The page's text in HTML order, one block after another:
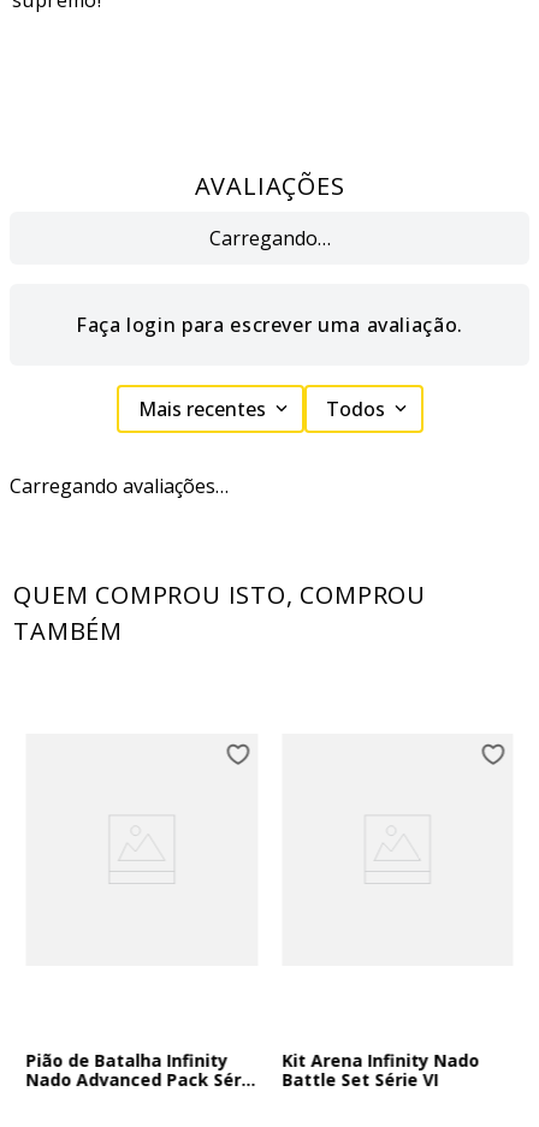
AVALIAÇÕES
Carregando…
Faça login para escrever uma avaliação.
Mais recentes Todos
Carregando avaliações…
QUEM COMPROU ISTO, COMPROU
TAMBÉM
Pião de Batalha Infinity
Nado Advanced Pack Série
Kit Arena Infinity Nado
Battle Set Série VI